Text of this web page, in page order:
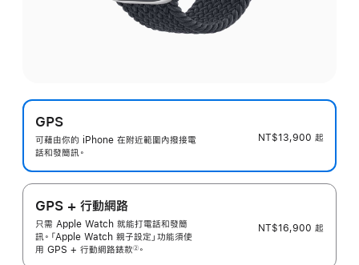
GPS
可藉由你的 iPhone 在附近範圍內撥接電
話和發簡訊。
NT$13,900 起
GPS + 行動網路
只需 Apple Watch 就能打電話和發簡
訊。「Apple Watch 親子設定」功能須使
用 GPS + 行動網路錶款② 。
NT$16,900 起